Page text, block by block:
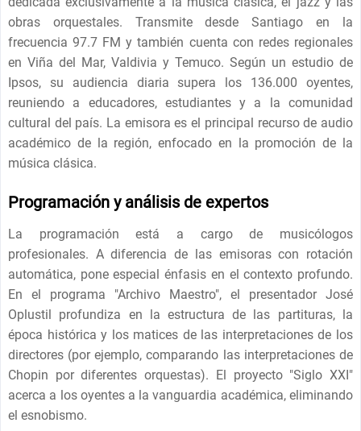
obras orquestales. Transmite desde Santiago en la
frecuencia 97.7 FM y también cuenta con redes regionales
en Viña del Mar, Valdivia y Temuco. Según un estudio de
Ipsos, su audiencia diaria supera los 136.000 oyentes,
reuniendo a educadores, estudiantes y a la comunidad
cultural del país. La emisora ​​es el principal recurso de audio
académico de la región, enfocado en la promoción de la
música clásica.
Programación y análisis de expertos
La programación está a cargo de musicólogos
profesionales. A diferencia de las emisoras con rotación
automática, pone especial énfasis en el contexto profundo.
En el programa "Archivo Maestro", el presentador José
Oplustil profundiza en la estructura de las partituras, la
época histórica y los matices de las interpretaciones de los
directores (por ejemplo, comparando las interpretaciones de
Chopin por diferentes orquestas). El proyecto "Siglo XXI"
acerca a los oyentes a la vanguardia académica, eliminando
el esnobismo.